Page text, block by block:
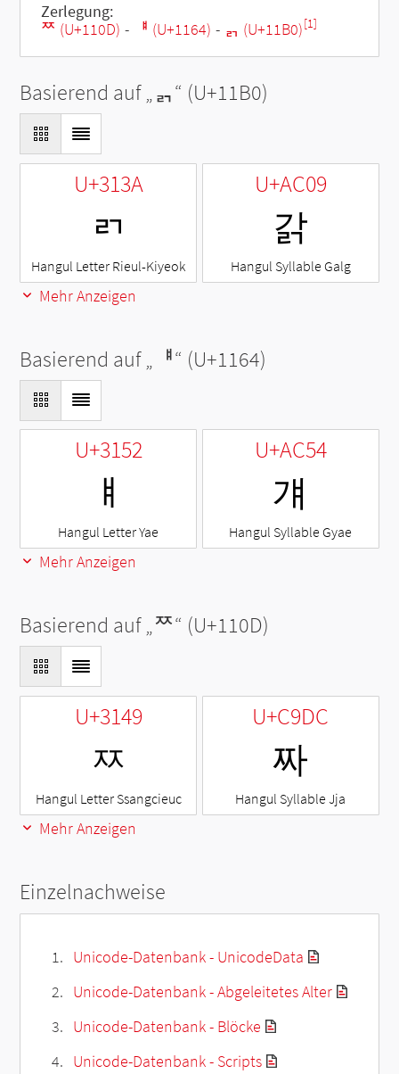
Zerlegung:
ᄍ (U+110D) - ᅤ (U+1164) - ᆰ (U+11B0)[1]
Basierend auf „ᆰ“ (U+11B0)
U+313A
ㄺ
Hangul Letter Rieul-Kiyeok
U+AC09
갉
Hangul Syllable Galg
Mehr Anzeigen
Basierend auf „ ᅤ“ (U+1164)
U+3152
ㅒ
Hangul Letter Yae
U+AC54
걔
Hangul Syllable Gyae
Mehr Anzeigen
Basierend auf „ᄍ“ (U+110D)
U+3149
ㅉ
Hangul Letter Ssangcieuc
U+C9DC
짜
Hangul Syllable Jja
Mehr Anzeigen
Einzelnachweise
Unicode-Datenbank - UnicodeData
Unicode-Datenbank - Abgeleitetes Alter
Unicode-Datenbank - Blöcke
Unicode-Datenbank - Scripts